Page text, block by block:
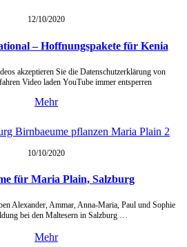
12/10/2020
– Hoffnungspakete für Kenia
akzeptieren Sie die Datenschutzerklärung von
Video laden YouTube immer entsperren
Mehr
10/10/2020
für Maria Plain, Salzburg
Alexander, Ammar, Anna-Maria, Paul und Sophie
bei den Maltesern in Salzburg …
Mehr